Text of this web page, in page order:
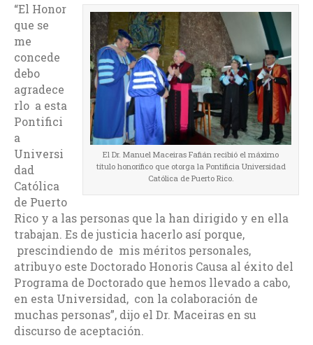
El Dr. Manuel Maceiras Fafián recibió el máximo
título honorífico que otorga la Pontificia Universidad
Católica de Puerto Rico.
“El Honor
que se
me
concede
debo
agradece
rlo a esta
Pontifici
a
Universi
dad
Católica
de Puerto
Rico y a las personas que la han dirigido y en ella
trabajan. Es de justicia hacerlo así porque,
prescindiendo de mis méritos personales,
atribuyo este Doctorado Honoris Causa al éxito del
Programa de Doctorado que hemos llevado a cabo,
en esta Universidad, con la colaboración de
muchas personas”, dijo el Dr. Maceiras en su
discurso de aceptación.